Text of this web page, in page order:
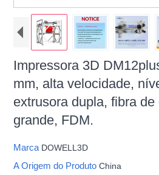
Impressora 3D
mm, alta velocidade,
extrusora dupla, fibra
grande, FDM.
Marca DOWELL3D
A Origem do ProdutoChina